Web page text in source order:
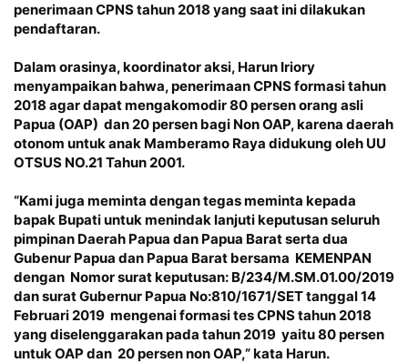
penerimaan CPNS tahun 2018 yang saat ini dilakukan
pendaftaran.
Dalam orasinya, koordinator aksi, Harun Iriory
menyampaikan bahwa, penerimaan CPNS formasi tahun
2018 agar dapat mengakomodir 80 persen orang asli
Papua (OAP) dan 20 persen bagi Non OAP, karena daerah
otonom untuk anak Mamberamo Raya didukung oleh UU
OTSUS NO.21 Tahun 2001.
“Kami juga meminta dengan tegas meminta kepada
bapak Bupati untuk menindak lanjuti keputusan seluruh
pimpinan Daerah Papua dan Papua Barat serta dua
Gubenur Papua dan Papua Barat bersama KEMENPAN
dengan Nomor surat keputusan: B/234/M.SM.01.00/2019
dan surat Gubernur Papua No:810/1671/SET tanggal 14
Februari 2019 mengenai formasi tes CPNS tahun 2018
yang diselenggarakan pada tahun 2019 yaitu 80 persen
untuk OAP dan 20 persen non OAP,” kata Harun.